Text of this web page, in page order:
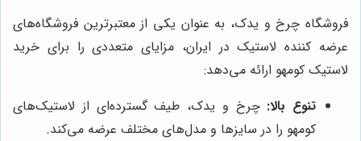
فروشگاه چرخ و یدک، به عنوان یکی از معتبرترین فروشگاه‌های
عرضه کننده لاستیک در ایران، مزایای متعددی را برای خرید
لاستیک کومهو ارائه می‌دهد:
تنوع بالا: چرخ و یدک، طیف گسترده‌ای از لاستیک‌های
کومهو را در سایزها و مدل‌های مختلف عرضه می‌کند.